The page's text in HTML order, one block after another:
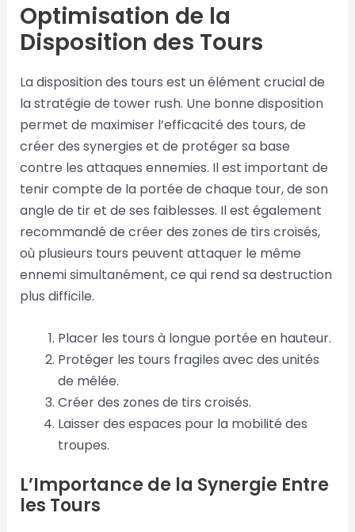
Optimisation de la
Disposition des Tours
La disposition des tours est un élément crucial de
la stratégie de tower rush. Une bonne disposition
permet de maximiser l’efficacité des tours, de
créer des synergies et de protéger sa base
contre les attaques ennemies. Il est important de
tenir compte de la portée de chaque tour, de son
angle de tir et de ses faiblesses. Il est également
recommandé de créer des zones de tirs croisés,
où plusieurs tours peuvent attaquer le même
ennemi simultanément, ce qui rend sa destruction
plus difficile.
Placer les tours à longue portée en hauteur.
Protéger les tours fragiles avec des unités
de mêlée.
Créer des zones de tirs croisés.
Laisser des espaces pour la mobilité des
troupes.
L’Importance de la Synergie Entre
les Tours